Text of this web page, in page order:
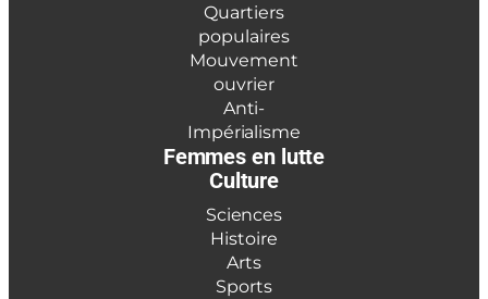
Quartiers
populaires
Mouvement
ouvrier
Anti-
Impérialisme
Femmes en lutte
Culture
Sciences
Histoire
Arts
Sports